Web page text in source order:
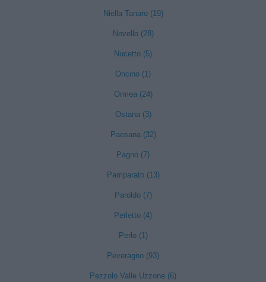
Niella Tanaro (19)
Novello (28)
Nucetto (5)
Oncino (1)
Ormea (24)
Ostana (3)
Paesana (32)
Pagno (7)
Pamparato (13)
Paroldo (7)
Perletto (4)
Perlo (1)
Peveragno (93)
Pezzolo Valle Uzzone (6)